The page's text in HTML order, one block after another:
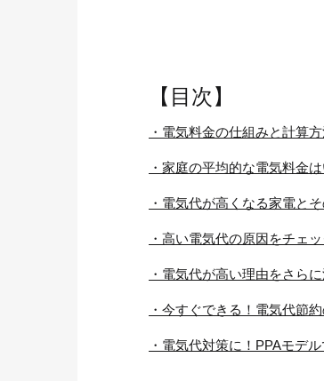
【目次】
・電気料金の仕組みと計算
・家庭の平均的な電気料金
・電気代が高くなる家電と
・高い電気代の原因をチェ
・電気代が高い理由をさら
・今すぐできる！電気代節
・電気代対策に！PPAモデ